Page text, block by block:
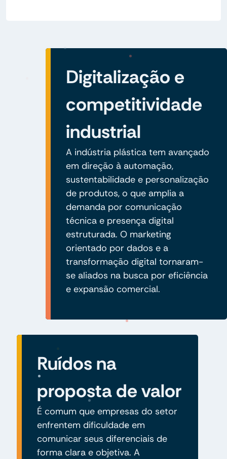
Digitalização e
competitividade
industrial
A indústria plástica tem avançado
em direção à automação,
sustentabilidade e personalização
de produtos, o que amplia a
demanda por comunicação
técnica e presença digital
estruturada. O marketing
orientado por dados e a
transformação digital tornaram-
se aliados na busca por eficiência
e expansão comercial.
Ruídos na
proposta de valor
É comum que empresas do setor
enfrentem dificuldade em
comunicar seus diferenciais de
forma clara e objetiva. A